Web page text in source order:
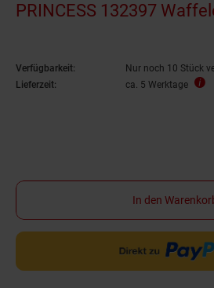
PRINCESS 132397
Verfügbarkeit:
Nur noch 10 Stück
Lieferzeit:
ca. 5 Werktage
In den